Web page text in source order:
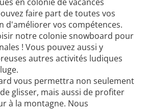
faire part de toutes vos
d'améliorer vos compétences.
notre colonie snowboard pour
! Vous pouvez aussi y
autres activités ludiques
vous permettra non seulement
glisser, mais aussi de profiter
à la montagne. Nous